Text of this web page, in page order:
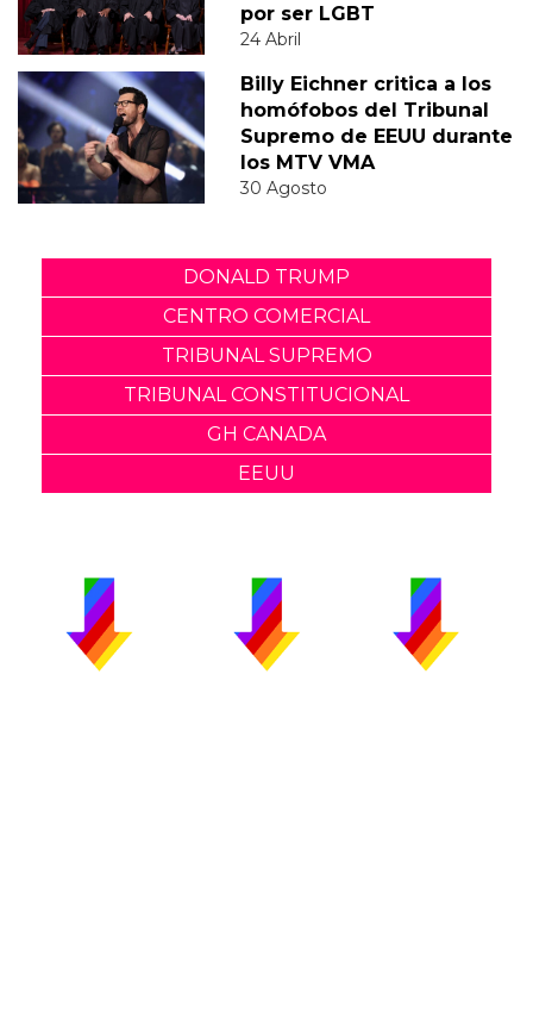
por ser LGBT
24 Abril
Billy Eichner critica a los
homófobos del Tribunal
Supremo de EEUU durante
los MTV VMA
30 Agosto
DONALD TRUMP
CENTRO COMERCIAL
TRIBUNAL SUPREMO
TRIBUNAL CONSTITUCIONAL
GH CANADA
EEUU